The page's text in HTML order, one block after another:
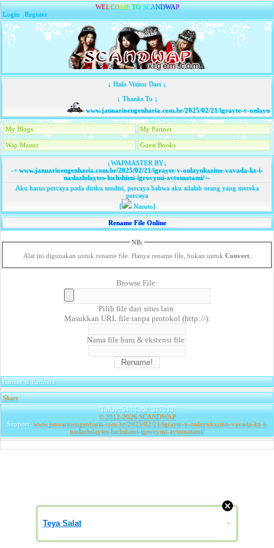
WELCOME TO SCANDWAP
Login |Register
↓ Halo Visitor Dari ↓
↓ Thanks To ↓
www.januarioengenharia.com.br/2025/02/21/igrayte-v-
My Blogs My Partner
Wap Master Guest Books
↓WAPMASTER BY↓
-=www.januarioengenharia.com.br/2025/02/21/igrayte-v-onlaynkazino-vavada-kz-i-
naslazhdaytes-luchshimi-igrovymi-avtomatami/=-
Aku harus percaya pada diriku sendiri, percaya bahwa aku adalah orang yang mereka
percaya
[
Naruto]
Rename File Online
NB:
Alat ini digunakan untuk rename file. Hanya rename file, bukan untuk Convert.
Browse File:
Pilih file dari situs lain.
Masukkan URL file tanpa protokol (http://):
Nama file baru & ekstensi file:
Banner & Partners
Share|
Today: 54 | Total: 317033
© 2012-2026 SCANDWAP
Support: www.januarioengenharia.com.br/2025/02/21/igrayte-v-onlaynkazino-vavada-kz-i-
naslazhdaytes-luchshimi-igrovymi-avtomatami/
Teya Salat »